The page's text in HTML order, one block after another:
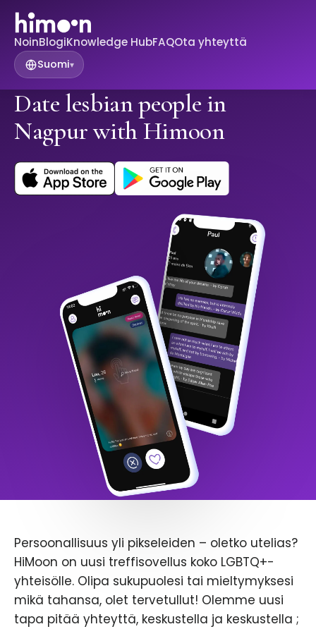
NoinBlogiKnowledge HubFAQOta yhteyttä
Suomi▾
Date lesbian people in
Nagpur with Himoon
Persoonallisuus yli pikseleiden – oletko utelias?
HiMoon on uusi treffisovellus koko LGBTQ+-
yhteisölle. Olipa sukupuolesi tai mieltymyksesi
mikä tahansa, olet tervetullut! Olemme uusi
tapa pitää yhteyttä, keskustella ja keskustella ;